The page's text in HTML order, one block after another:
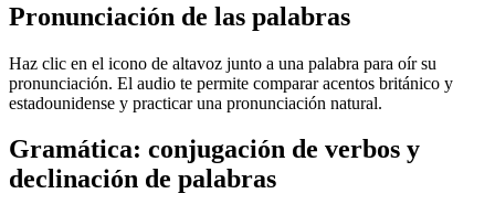
Pronunciación de las palabras
Haz clic en el icono de altavoz junto a una palabra para oír su
pronunciación. El audio te permite comparar acentos británico y
estadounidense y practicar una pronunciación natural.
Gramática: conjugación de verbos y
declinación de palabras